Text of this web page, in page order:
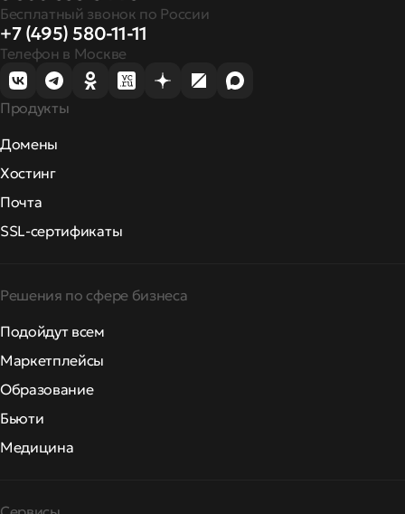
Бесплатный звонок по России
+7 (495) 580-11-11
Телефон в Москве
Продукты
Домены
Хостинг
Почта
SSL-сертификаты
Решения по сфере бизнеса
Подойдут всем
Маркетплейсы
Образование
Бьюти
Медицина